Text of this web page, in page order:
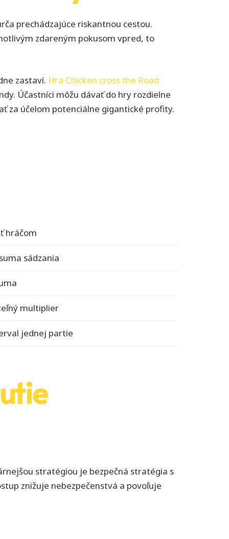
prechádzajúce riskantnou cestou.
zdareným pokusom vpred, to
zastaví. Hra Chicken cross the Road
Účastníci môžu dávať do hry rozdielne
za účelom potenciálne gigantické profity.
hráčom
sádzania
multiplier
jednej partie
stratégiou je bezpečná stratégia s
znižuje nebezpečenstvá a povoľuje